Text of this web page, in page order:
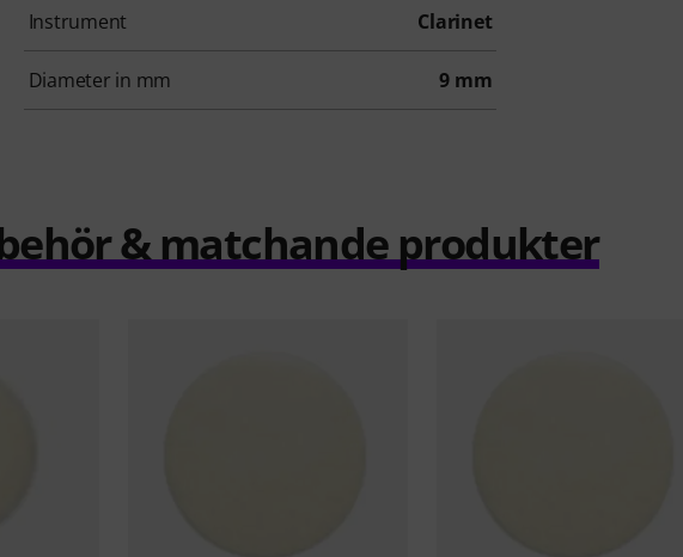
Instrument Clarinet
Diameter in mm 9 mm
& matchande produkter